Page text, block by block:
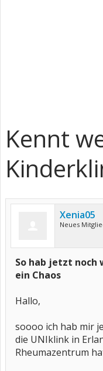
Kennt
Xenia05
Neues
So hab jetzt noch
ein Chaos
Hallo,
soooo ich hab mir
die UNIklink in
Rheumazentrum